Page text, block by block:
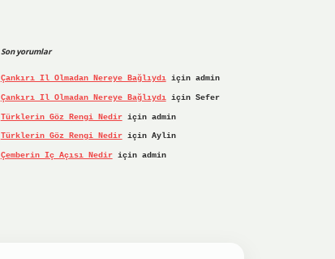
Son yorumlar
Çankırı Il Olmadan Nereye Bağlıydıiçin admin
Çankırı Il Olmadan Nereye Bağlıydıiçin Sefer
Türklerin Göz Rengi Nediriçin admin
Türklerin Göz Rengi Nediriçin Aylin
Çemberin Iç Açısı Nediriçin admin